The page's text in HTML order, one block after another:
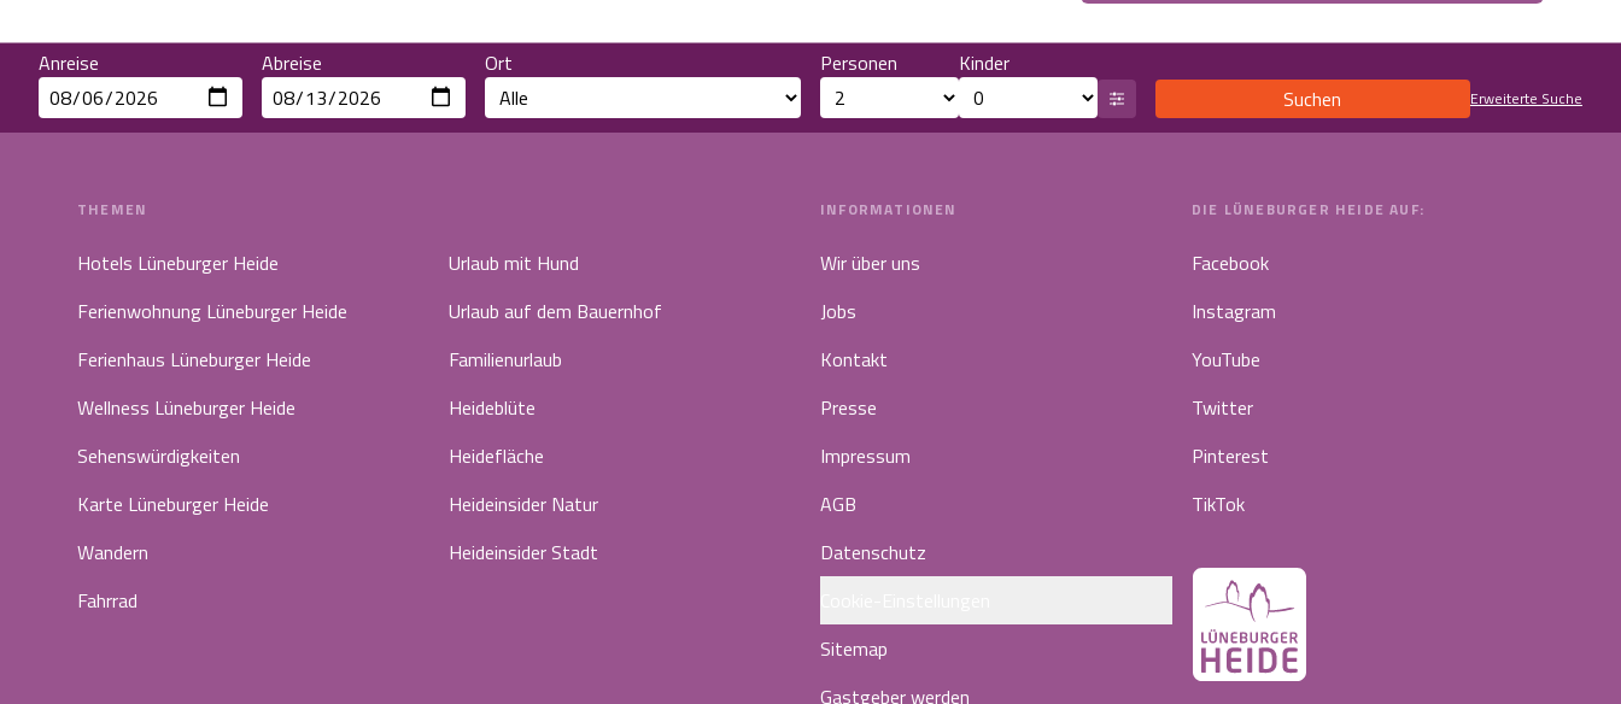
Anreise Abreise Ort Personen
Kinder
Suchen
Erweiterte Suche
THEMEN
Hotels Lüneburger Heide
Ferienwohnung Lüneburger Heide
Ferienhaus Lüneburger Heide
Wellness Lüneburger Heide
Sehenswürdigkeiten
Karte Lüneburger Heide
Wandern
Fahrrad
Urlaub mit Hund
Urlaub auf dem Bauernhof
Familienurlaub
Heideblüte
Heidefläche
Heideinsider Natur
Heideinsider Stadt
INFORMATIONEN
Wir über uns
Jobs
Kontakt
Presse
Impressum
AGB
Datenschutz
Sitemap
Gastgeber werden
DIE LÜNEBURGER HEIDE AUF:
Facebook
Instagram
YouTube
Twitter
Pinterest
TikTok